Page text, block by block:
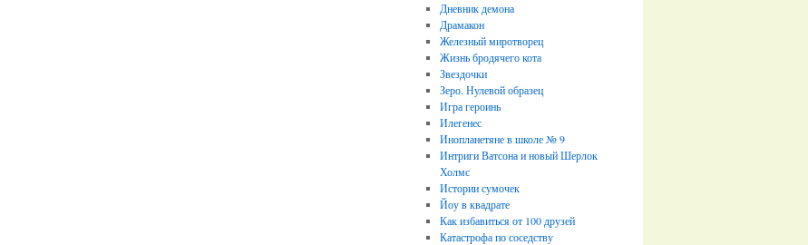
Дневник демона
Драмакон
Железный миротворец
Жизнь бродячего кота
Звездочки
Зеро. Нулевой образец
Игра героинь
Илегенес
Инопланетяне в школе № 9
Интриги Ватсона и новый Шерлок
Холмс
Истории сумочек
Йоу в квадрате
Как избавиться от 100 друзей
Катастрофа по соседству